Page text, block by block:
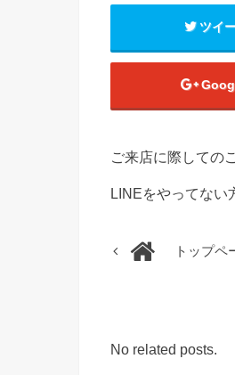
ツイ
ご来店に際しての
LINEをやってない
トップペ
No related posts.